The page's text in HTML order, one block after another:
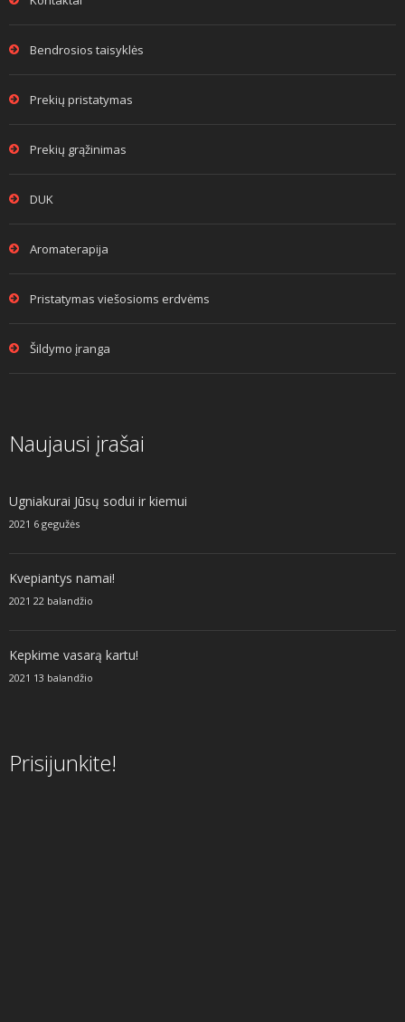
Bendrosios taisyklės
Prekių pristatymas
Prekių grąžinimas
DUK
Aromaterapija
Pristatymas viešosioms erdvėms
Šildymo įranga
Naujausi įrašai
Ugniakurai Jūsų sodui ir kiemui
2021 6 gegužės
Kvepiantys namai!
2021 22 balandžio
Kepkime vasarą kartu!
2021 13 balandžio
Prisijunkite!